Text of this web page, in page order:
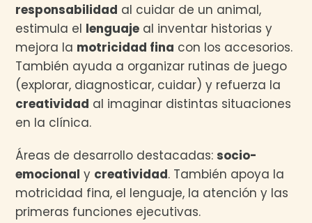
responsabilidad al cuidar de un animal,
estimula el lenguaje al inventar historias y
mejora la motricidad fina con los accesorios.
También ayuda a organizar rutinas de juego
(explorar, diagnosticar, cuidar) y refuerza la
creatividad al imaginar distintas situaciones
en la clínica.
Áreas de desarrollo destacadas:socio-
emocional y creatividad. También apoya la
motricidad fina, el lenguaje, la atención y las
primeras funciones ejecutivas.